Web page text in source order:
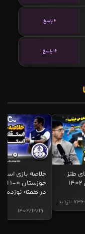
6 پاسخ
16 پاسخ
طنز
بازدید
خلاصه بازی
در هفته نوزدهم
1402/12/19